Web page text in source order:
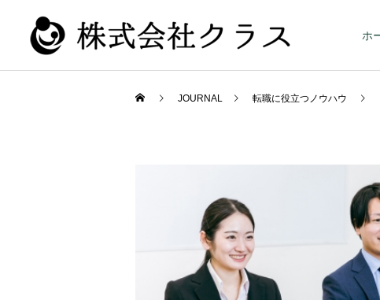
ホ
JOURNAL 転職に役立つノウハウ